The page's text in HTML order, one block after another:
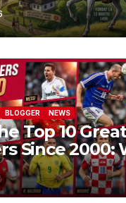
în Fața
BLOGGER NEWS
Top 10
Since 2000:
One